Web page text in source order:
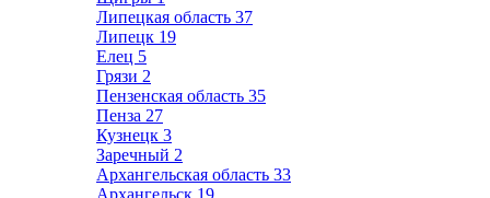
Липецкая область 37
Липецк 19
Елец 5
Грязи 2
Пензенская область 35
Пенза 27
Кузнецк 3
Заречный 2
Архангельская область 33
Архангельск 19